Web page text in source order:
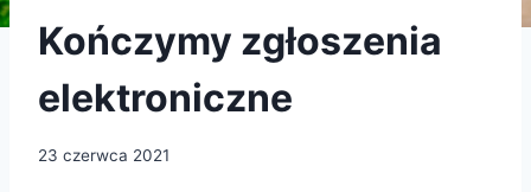
Kończymy zgłoszenia
elektroniczne
23 czerwca 2021